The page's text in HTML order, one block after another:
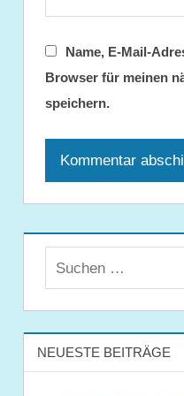
Name, E-Mail-
Browser für meinen
speichern.
NEUESTE BEITRÄGE